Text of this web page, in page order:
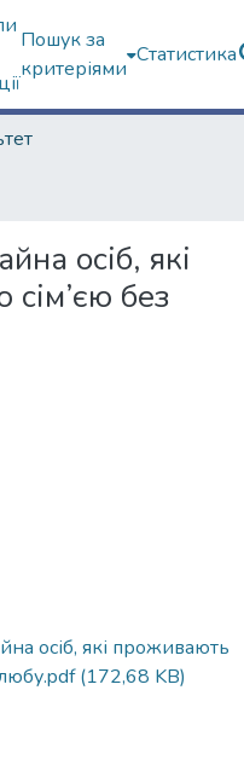
Пошук за
критеріями
Статистика
осіб, які
без
осіб, які проживають
(172,68 KB)